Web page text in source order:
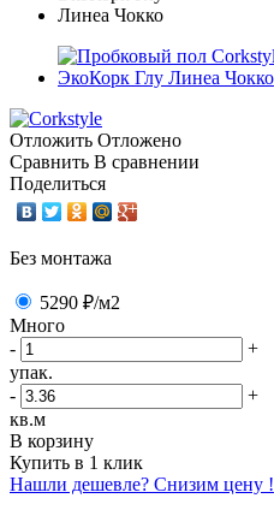
Отложить Отложено
Сравнить В сравнении
Поделиться
Без монтажа
5290 ₽/м2
Много
-
+
упак.
-
+
кв.м
В корзину
Купить в 1 клик
Нашли дешевле? Снизим цену !